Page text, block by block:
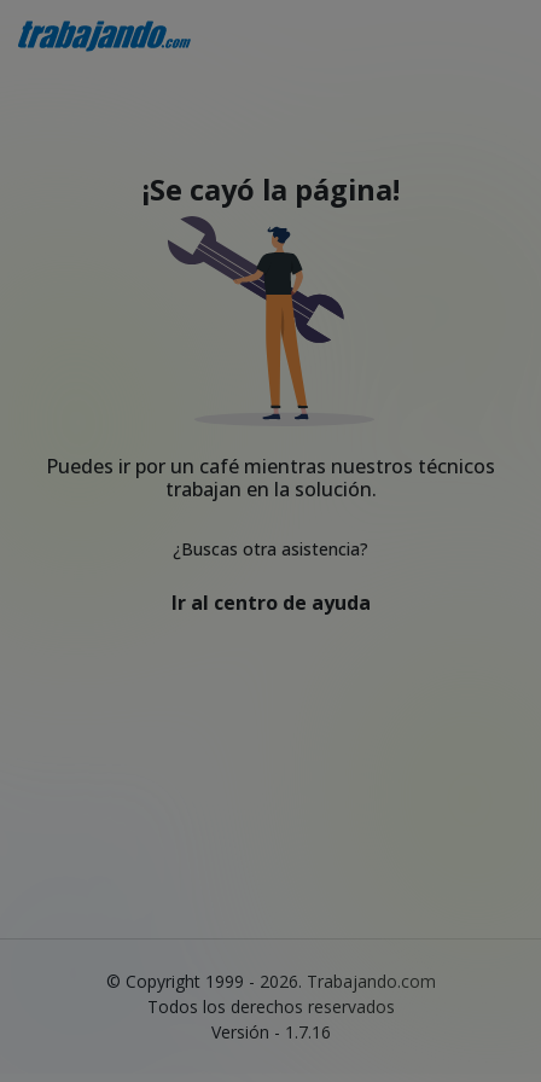
¡Se cayó la página!
Puedes ir por un café mientras nuestros técnicos
trabajan en la solución.
¿Buscas otra asistencia?
Ir al centro de ayuda
© Copyright 1999 - 2026. Trabajando.com
Todos los derechos reservados
Versión - 1.7.16